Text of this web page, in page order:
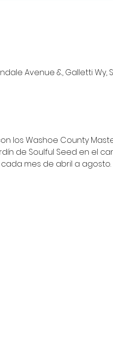
Avenue &, Galletti Wy,
los Washoe County
de Soulful Seed en el
mes de abril a agosto.